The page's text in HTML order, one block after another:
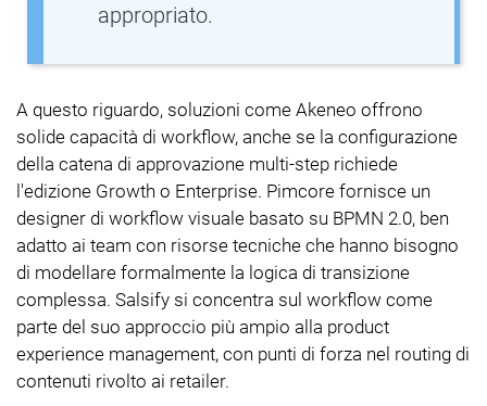
appropriato.
A questo riguardo, soluzioni come Akeneo offrono
solide capacità di workflow, anche se la configurazione
della catena di approvazione multi-step richiede
l'edizione Growth o Enterprise. Pimcore fornisce un
designer di workflow visuale basato su BPMN 2.0, ben
adatto ai team con risorse tecniche che hanno bisogno
di modellare formalmente la logica di transizione
complessa. Salsify si concentra sul workflow come
parte del suo approccio più ampio alla product
experience management, con punti di forza nel routing di
contenuti rivolto ai retailer.